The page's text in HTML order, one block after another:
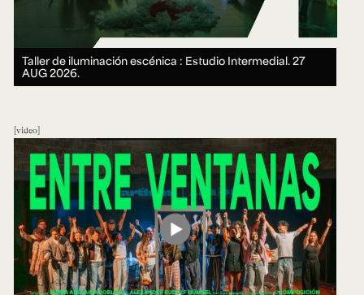
Taller de iluminación escénica : Estudio Intermedial.27
AUG 2026.
video